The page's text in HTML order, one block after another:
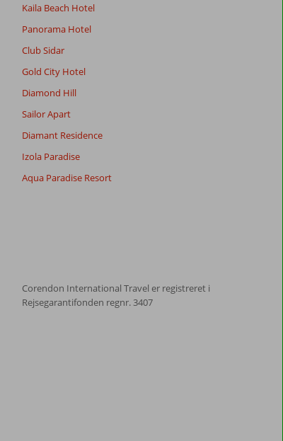
Kaila Beach Hotel
Panorama Hotel
Club Sidar
Gold City Hotel
Diamond Hill
Sailor Apart
Diamant Residence
Izola Paradise
Aqua Paradise Resort
Corendon International Travel er registreret i
Rejsegarantifonden regnr. 3407